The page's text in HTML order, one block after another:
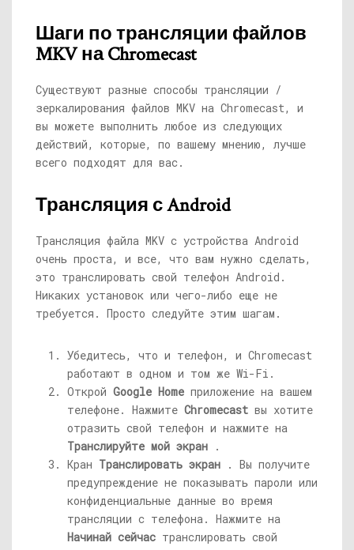
Шаги по трансляции файлов
MKV на Chromecast
Существуют разные способы трансляции /
зеркалирования файлов MKV на Chromecast, и
вы можете выполнить любое из следующих
действий, которые, по вашему мнению, лучше
всего подходят для вас.
Трансляция с Android
Трансляция файла MKV с устройства Android
очень проста, и все, что вам нужно сделать,
это транслировать свой телефон Android.
Никаких установок или чего-либо еще не
требуется. Просто следуйте этим шагам.
Убедитесь, что и телефон, и Chromecast
работают в одном и том же Wi-Fi.
Открой Google Home приложение на вашем
телефоне. Нажмите Chromecast вы хотите
отразить свой телефон и нажмите на
Транслируйте мой экран .
Кран Транслировать экран . Вы получите
предупреждение не показывать пароли или
конфиденциальные данные во время
трансляции с телефона. Нажмите на
Начинай сейчас транслировать свой